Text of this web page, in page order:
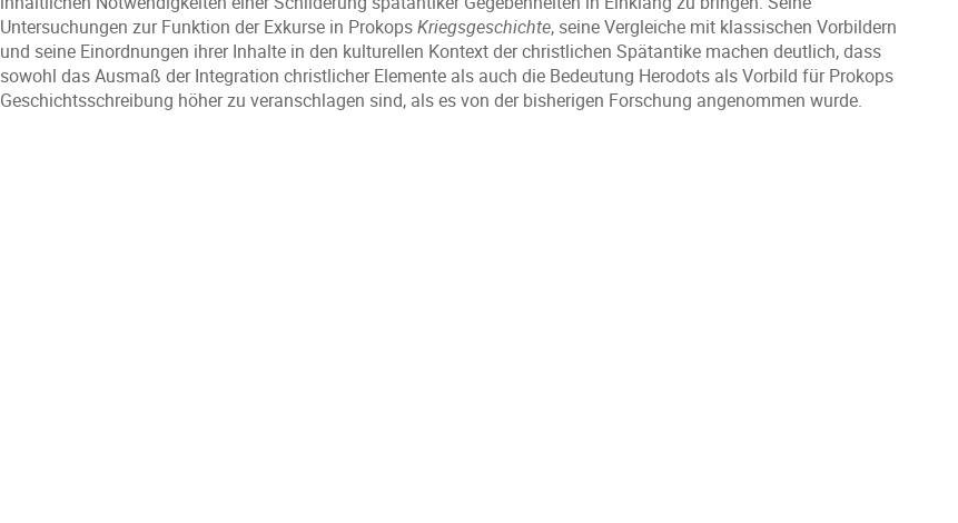
Untersuchungen zur Funktion der Exkurse in ProkopsKriegsgeschichte, seine Vergleiche mit klassischen Vorbildern
und seine Einordnungen ihrer Inhalte in den kulturellen Kontext der christlichen Spätantike machen deutlich, dass
sowohl das Ausmaß der Integration christlicher Elemente als auch die Bedeutung Herodots als Vorbild für Prokops
Geschichtsschreibung höher zu veranschlagen sind, als es von der bisherigen Forschung angenommen wurde.